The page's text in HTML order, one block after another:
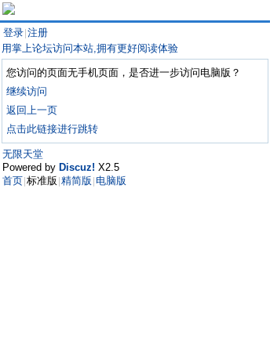
登录 注册
用掌上论坛访问本站,拥有更好阅读体验
您访问的页面无手机页面，是否进一步访问电脑版？
继续访问
返回上一页
点击此链接进行跳转
无限天堂
Powered by Discuz! X2.5
首页 标准版 精简版 电脑版